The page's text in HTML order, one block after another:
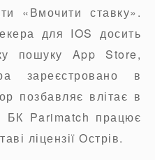
«Вмочити ставку».
для IOS досить
пошуку App Store,
зареєстровано в
позбавляє влітає в
БК Parimatch працює
ліцензії Острів.